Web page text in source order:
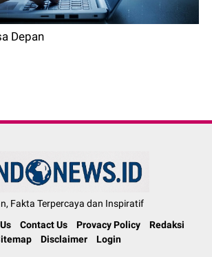
Depan
Fakta Terpercaya dan Inspiratif
Contact Us Provacy Policy
Redaksi
Disclaimer Login